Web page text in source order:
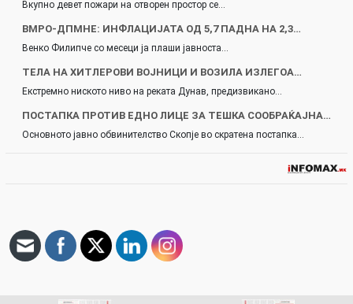
Вкупно девет пожари на отворен простор се…
ВМРО-ДПМНЕ: ИНФЛАЦИЈАТА ОД 5,7 ПАДНА НА 2,3…
Венко Филипче со месеци ја плаши јавноста…
ТЕЛА НА ХИТЛЕРОВИ ВОЈНИЦИ И ВОЗИЛА ИЗЛЕГОА…
Екстремно ниското ниво на реката Дунав, предизвикано…
ПОСТАПКА ПРОТИВ ЕДНО ЛИЦЕ ЗА ТЕШКА СООБРАЌАЈНА…
Основното јавно обвинителство Скопје во скратена постапка…